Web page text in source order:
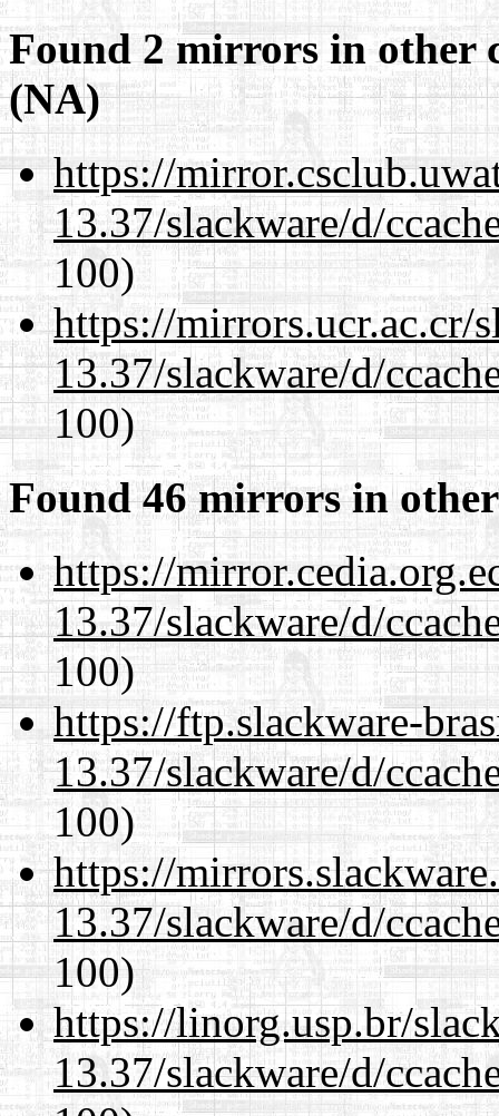
Found 2 mirrors in other
(NA)
https://
13.37/slackware/d/
100)
https://mirrors.ucr.ac.cr/
13.37/slackware/d/
100)
Found 46 mirrors in
https://
13.37/slackware/d/
100)
https://ftp.slackware-
13.37/slackware/d/
100)
https://
13.37/slackware/d/
100)
https://linorg.usp.br/
13.37/slackware/d/